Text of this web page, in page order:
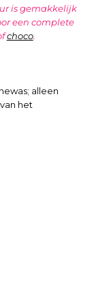
is gemakkelijk
een complete
choco.
alleen
het